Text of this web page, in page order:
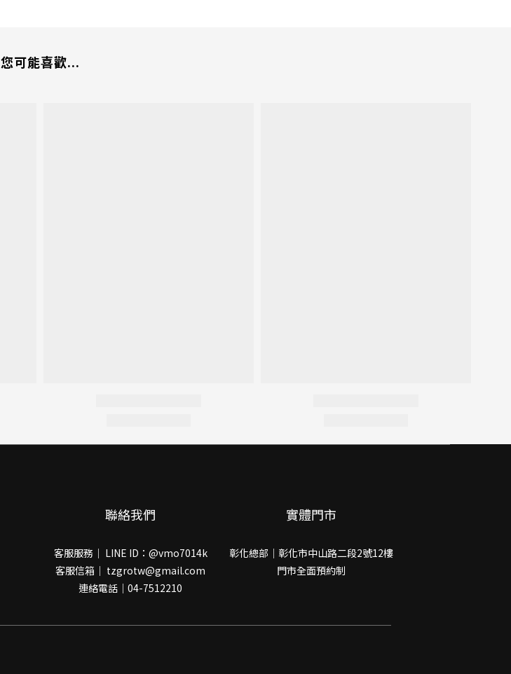
您可能喜歡...
聯絡我們
客服服務｜ LINE ID：@vmo7014k
客服信箱｜ tzgrotw@gmail.com
連絡電話｜04-7512210
實體門市
彰化總部｜彰化市中山路二段2號12樓
門市全面預約制